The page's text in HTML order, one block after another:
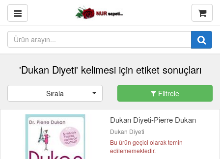
'Dukan Diyeti' kelimesi için etiket sonuçları
Sırala Filtrele
Dukan Diyeti-Pierre Dukan
Dukan Diyeti
Bu ürün geçici olarak temin
edilememektedir.